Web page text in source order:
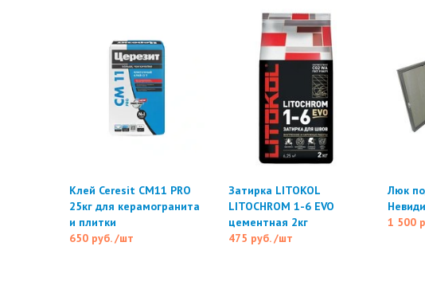
Клей Ceresit CM11 PRO
25кг для керамогранита
и плитки
650 руб./шт
Затирка LITOKOL
LITOCHROM 1-6 EVO
цементная 2кг
475 руб./шт
Люк
1 500